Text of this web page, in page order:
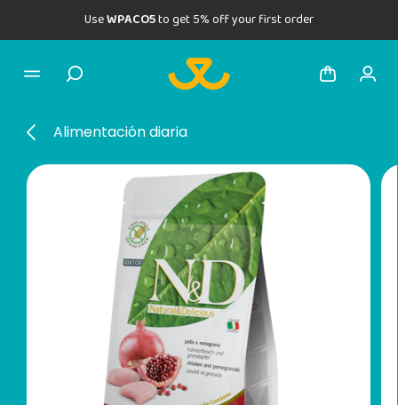
UseWPACO5to get 5% off your first order
Alimentación diaria